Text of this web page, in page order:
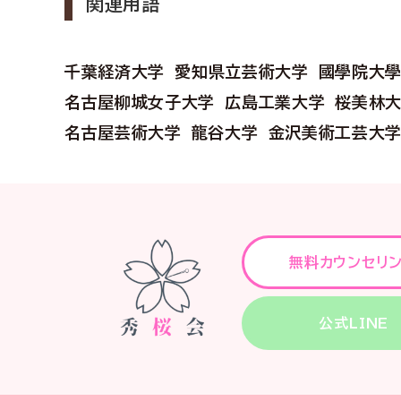
関連用語
千葉経済大学 愛知県立芸術大学
國學院大
名古屋柳城女子大学
広島工業大学
桜美林
名古屋芸術大学
龍谷大学 金沢美術工芸大
無料カウンセリ
公式LINE